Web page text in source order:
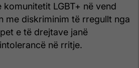
LGBT+ në vend
me diskriminim të rregullt nga
e të drejtave janë
në rritje.